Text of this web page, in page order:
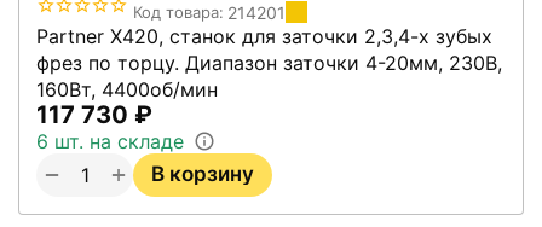
Код товара: 214201
Partner X420, станок для заточки 2,3,4-х зубых
фрез по торцу. Диапазон заточки 4-20мм, 230В,
160Вт, 4400об/мин
117 730 ₽
6 шт. на складе
+
− В корзину